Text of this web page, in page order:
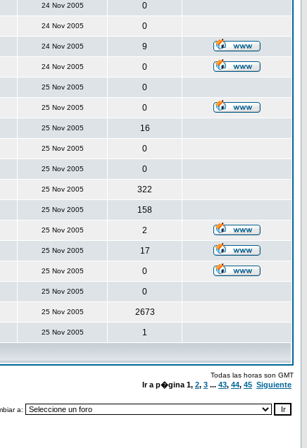
24 Nov 2005 0
24 Nov 2005 0
24 Nov 2005 9
24 Nov 2005 0
25 Nov 2005 0
25 Nov 2005 0
25 Nov 2005 16
25 Nov 2005 0
25 Nov 2005 0
25 Nov 2005 322
25 Nov 2005 158
25 Nov 2005 2
25 Nov 2005 17
25 Nov 2005 0
25 Nov 2005 0
25 Nov 2005 2673
25 Nov 2005 1
Todas las horas son GMT
Ir a p�gina 1, 2, 3 ... 43, 44, 45 Siguiente
a: